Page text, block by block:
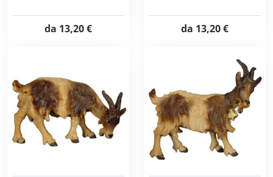
da 13,20 € da 13,20 €